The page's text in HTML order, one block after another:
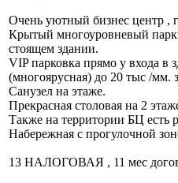
Очень уютный бизнес центр ,
Крытый многоуровневый
стоящем здании.
VIP парковка прямо у входа в
(многоярусная) до 20 тыс /мм.
Санузел на этаже.
Прекрасная столовая на 2
Также на территории БЦ есть
Набережная с прогулочной
13 НАЛОГОВАЯ , 11 мес